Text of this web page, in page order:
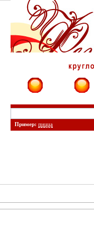
Пример: пицца